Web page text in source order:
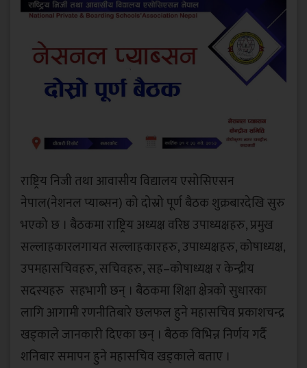
राष्ट्रिय निजी तथा आवासीय विद्यालय एसोसिएसन
नेपाल(नेशनल प्याब्सन) को दोस्रो पूर्ण बैठक शुक्रबारदेखि सुरु
भएको छ । बैठकमा राष्ट्रिय अध्यक्ष वरिष्ठ उपाध्यक्षहरु, प्रमुख
सल्लाहकारलगायत सल्लाहकारहरु, उपाध्यक्षहरु, कोषाध्यक्ष,
उपमहासचिवहरु, सचिवहरु, सह–कोषाध्यक्ष र केन्द्रीय
सदस्यहरु सहभागी छन् । बैठकमा शिक्षा क्षेत्रको सुधारका
लागि आगामी रणनीतिबारे छलफल हुने महासचिव प्रकाशचन्द्र
खड्काले जानकारी दिएका छन् । बैठक विभिन्न निर्णय गर्दै
शनिबार समापन हुने महासचिव खड्काले बताए ।